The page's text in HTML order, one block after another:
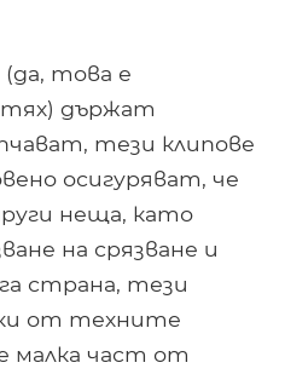
това е
държат
тези клипове
осигуряват, че
неща, като
на срязване и
страна, тези
от техните
малка част от